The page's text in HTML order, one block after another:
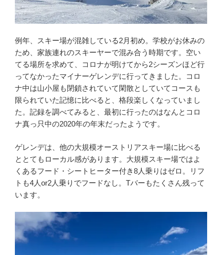
例年、スキー場が混雑している2月初め。学校がお休みの
ため、家族連れのスキーヤーで混み合う時期です。空い
てる場所を求めて、コロナが明けてから2シーズンほど行
ってなかったマイナーゲレンデに行ってきました。コロ
ナ中は山小屋も閉鎖されていて閑散としていてコースも
限られていた記憶に比べると、格段楽しくなっていまし
た。記録を調べてみると、最初に行ったのはなんとコロ
ナ真っ只中の2020年の年末だったようです。
ゲレンデは、他の大規模オーストリアスキー場に比べる
ととてもローカル感があります。大規模スキー場ではよ
くあるフード・シートヒーター付き8人乗りはゼロ。リフ
トも4人or2人乗りでフードなし。Tバーもたくさん残って
います。